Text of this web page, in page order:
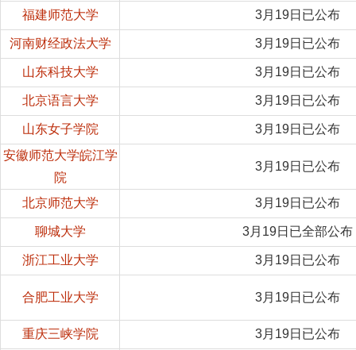
福建师范大学 3月19日已公布
河南财经政法大学 3月19日已公布
山东科技大学 3月19日已公布
北京语言大学 3月19日已公布
山东女子学院
3月19日已公布
安徽师范大学皖江学
院
3月19日已公布
北京师范大学 3月19日已公布
聊城大学 3月19日已全部公布
浙江工业大学 3月19日已公布
合肥工业大学 3月19日已公布
重庆三峡学院 3月19日已公布